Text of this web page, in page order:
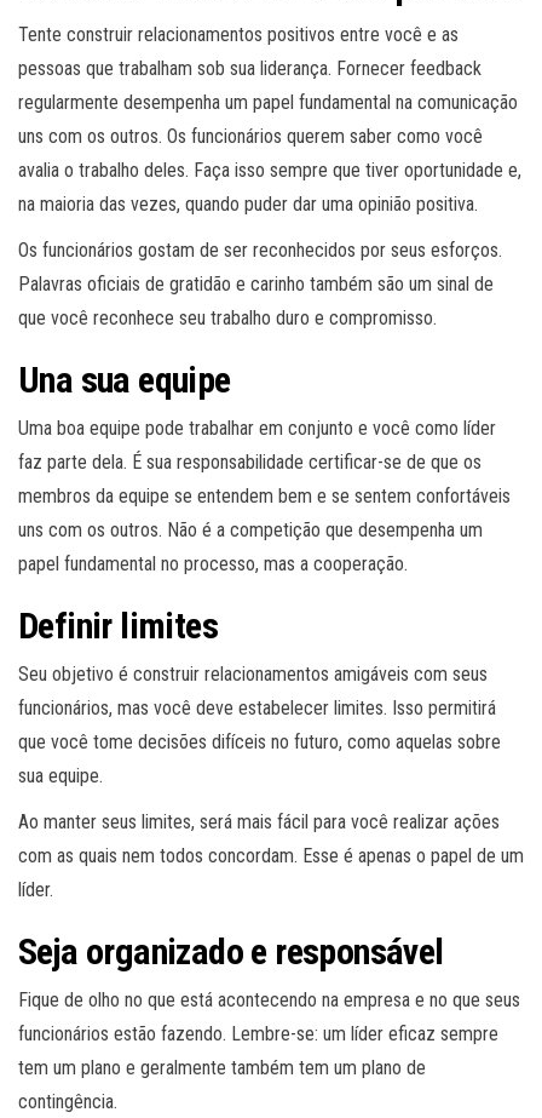
Tente construir relacionamentos positivos entre você e as
pessoas que trabalham sob sua liderança. Fornecer feedback
regularmente desempenha um papel fundamental na comunicação
uns com os outros. Os funcionários querem saber como você
avalia o trabalho deles. Faça isso sempre que tiver oportunidade e,
na maioria das vezes, quando puder dar uma opinião positiva.
Os funcionários gostam de ser reconhecidos por seus esforços.
Palavras oficiais de gratidão e carinho também são um sinal de
que você reconhece seu trabalho duro e compromisso.
Una sua equipe
Uma boa equipe pode trabalhar em conjunto e você como líder
faz parte dela. É sua responsabilidade certificar-se de que os
membros da equipe se entendem bem e se sentem confortáveis ​​
uns com os outros. Não é a competição que desempenha um
papel fundamental no processo, mas a cooperação.
Definir limites
Seu objetivo é construir relacionamentos amigáveis ​​com seus
funcionários, mas você deve estabelecer limites. Isso permitirá
que você tome decisões difíceis no futuro, como aquelas sobre
sua equipe.
Ao manter seus limites, será mais fácil para você realizar ações
com as quais nem todos concordam. Esse é apenas o papel de um
líder.
Seja organizado e responsável
Fique de olho no que está acontecendo na empresa e no que seus
funcionários estão fazendo. Lembre-se: um líder eficaz sempre
tem um plano e geralmente também tem um plano de
contingência.